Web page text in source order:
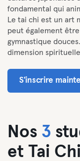
fondamental qui
Le tai chi est un art
peut également
gymnastique
dimension
S'inscrire
Nos 3
et Tai